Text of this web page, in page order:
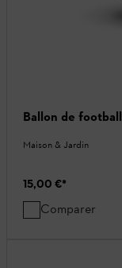
Ballon de football
Maison & Jardin
15,00 €*
Comparer